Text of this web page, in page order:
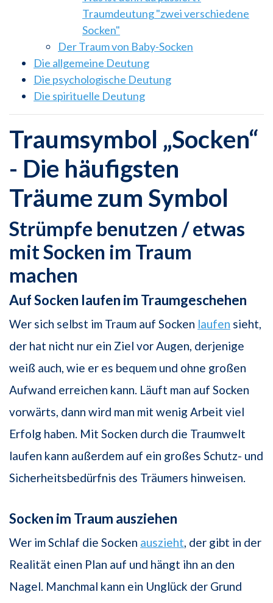
Traumdeutung "zwei verschiedene
Socken"
Der Traum von Baby-Socken
Die allgemeine Deutung
Die psychologische Deutung
Die spirituelle Deutung
Traumsymbol „Socken“
- Die häufigsten
Träume zum Symbol
Strümpfe benutzen / etwas
mit Socken im Traum
machen
Auf Socken laufen im Traumgeschehen
Wer sich selbst im Traum auf Socken laufen sieht,
der hat nicht nur ein Ziel vor Augen, derjenige
weiß auch, wie er es bequem und ohne großen
Aufwand erreichen kann. Läuft man auf Socken
vorwärts, dann wird man mit wenig Arbeit viel
Erfolg haben. Mit Socken durch die Traumwelt
laufen kann außerdem auf ein großes Schutz- und
Sicherheitsbedürfnis des Träumers hinweisen.
Socken im Traum ausziehen
Wer im Schlaf die Socken auszieht, der gibt in der
Realität einen Plan auf und hängt ihn an den
Nagel. Manchmal kann ein Unglück der Grund